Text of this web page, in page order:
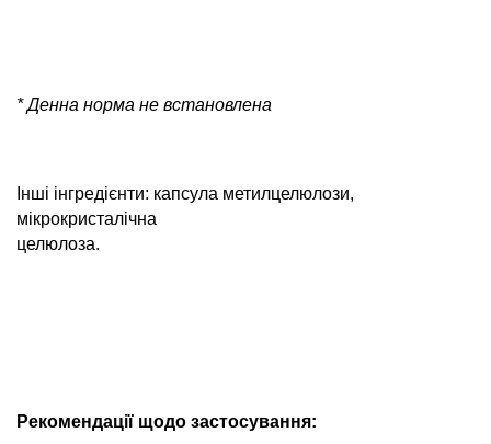
* Денна норма не встановлена
Інші інгредієнти: капсула метилцелюлози,
мікрокристалічна
целюлоза.
Рекомендації щодо застосування: